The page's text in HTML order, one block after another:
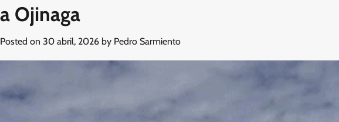
a Ojinaga
Posted on 30 abril, 2026 by Pedro Sarmiento